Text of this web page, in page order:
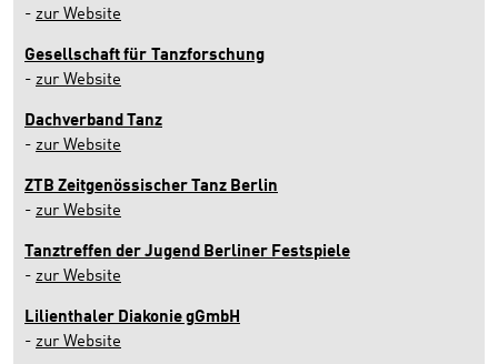
- zur Website
Gesellschaft für Tanzforschung
- zur Website
Dachverband Tanz
- zur Website
ZTB Zeitgenössischer Tanz Berlin
- zur Website
Tanztreffen der Jugend Berliner Festspiele
- zur Website
Lilienthaler Diakonie gGmbH
- zur Website